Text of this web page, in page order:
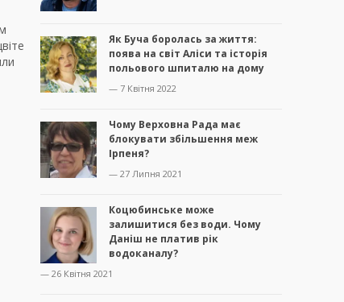
Як Буча боролась за життя:
поява на світ Аліси та історія
польового шпиталю на дому
— 7 Квітня 2022
Чому Верховна Рада має
блокувати збільшення меж
Ірпеня?
— 27 Липня 2021
Коцюбинське може
залишитися без води. Чому
Даніш не платив рік
водоканалу?
— 26 Квітня 2021